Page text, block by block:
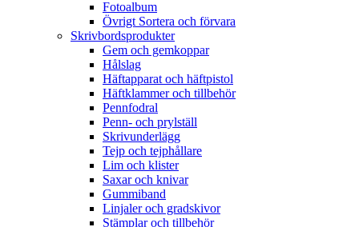
Fotoalbum
Övrigt Sortera och förvara
Skrivbordsprodukter
Gem och gemkoppar
Hålslag
Häftapparat och häftpistol
Häftklammer och tillbehör
Pennfodral
Penn- och prylställ
Skrivunderlägg
Tejp och tejphållare
Lim och klister
Saxar och knivar
Gummiband
Linjaler och gradskivor
Stämplar och tillbehör